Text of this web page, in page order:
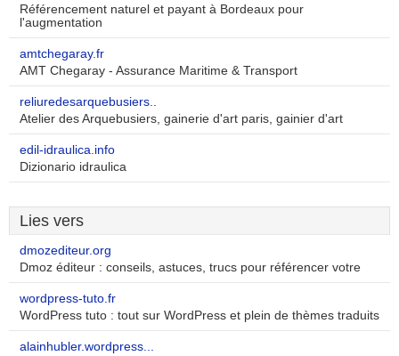
Référencement naturel et payant à Bordeaux pour
l'augmentation
amtchegaray.fr
AMT Chegaray - Assurance Maritime & Transport
reliuredesarquebusiers..
Atelier des Arquebusiers, gainerie d'art paris, gainier d'art
edil-idraulica.info
Dizionario idraulica
Lies vers
dmozediteur.org
Dmoz éditeur : conseils, astuces, trucs pour référencer votre
wordpress-tuto.fr
WordPress tuto : tout sur WordPress et plein de thèmes traduits
alainhubler.wordpress...